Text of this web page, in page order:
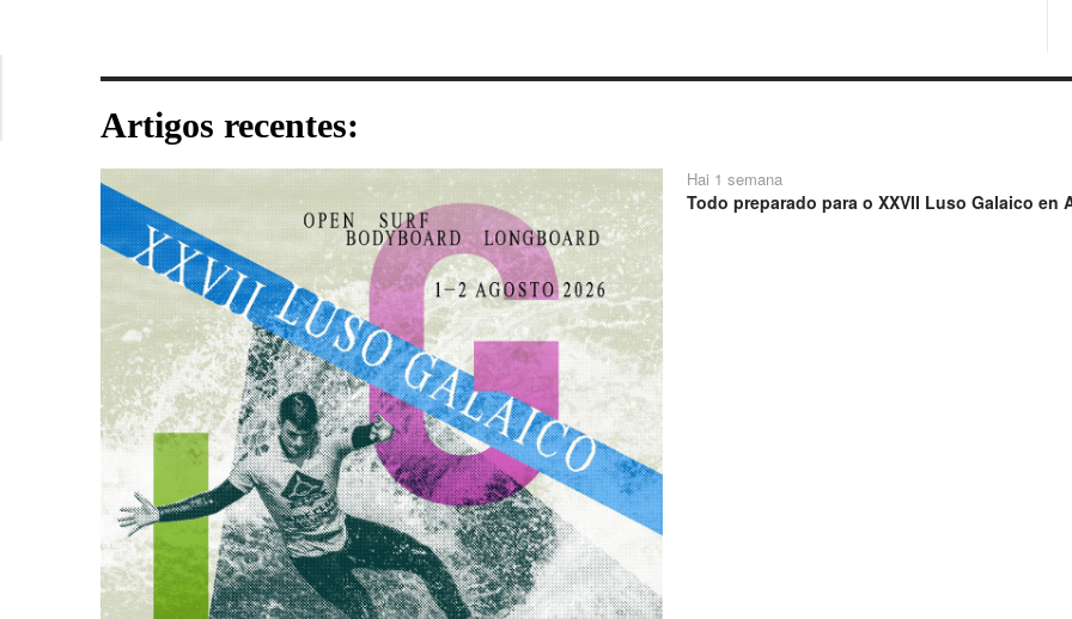
Artigos recentes:
Hai 1 semana
Todo preparado para o XXVII Luso Galaico en